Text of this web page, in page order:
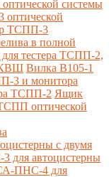
системы
ТСПП-3
в полной
тестера ТСПП-2,
КВШ Вилка В105-1
3 и монитора
ТСПП-2 Ящик
оптической
с двумя
автоцистерны
ПНС-4 для